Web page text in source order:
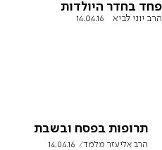
פחד בחדר היולדות
הרב יוני לביא 14.04.16
תרופות בפסח ובשבת
הרב אליעזר מלמד 14.04.16